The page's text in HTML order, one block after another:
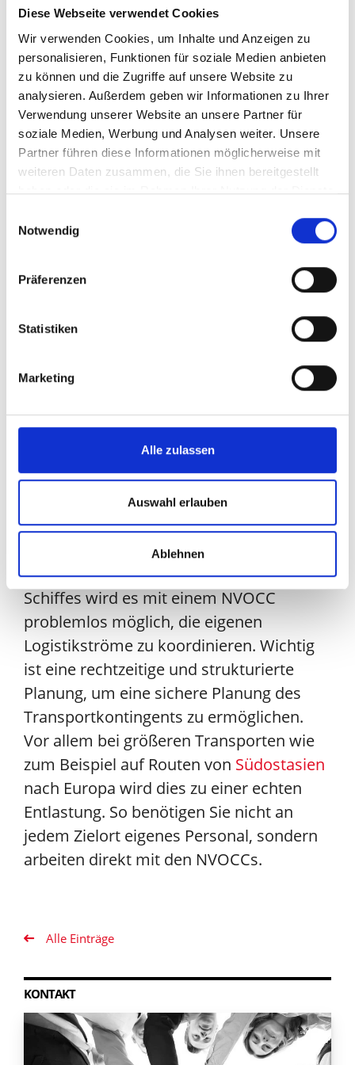
Diese Webseite verwendet Cookies
Wir verwenden Cookies, um Inhalte und Anzeigen zu
personalisieren, Funktionen für soziale Medien anbieten
zu können und die Zugriffe auf unsere Website zu
analysieren. Außerdem geben wir Informationen zu Ihrer
Verwendung unserer Website an unsere Partner für
soziale Medien, Werbung und Analysen weiter. Unsere
Partner führen diese Informationen möglicherweise mit
weiteren Daten zusammen, die Sie ihnen bereitgestellt
haben oder die sie im Rahmen Ihrer Nutzung der Dienste
Notwendig
Präferenzen
Statistiken
Marketing
Alle zulassen
Auswahl erlauben
Ablehnen
Lizenzierung im entsprechenden Land ist
erforderlich. Nachteile für den
Vertragspartner gibt es bei Verfügbarkeit
der versprochenen Lagerkapazitäten
nicht. Wichtig ist an dieser Stelle lediglich,
dass der Containertransport auch ohne
ein eigenes Schiff vor Ort möglich wird.
Wer mit einem NVOCC
zusammenarbeiten möchte, sollte die
eigene Seefracht bereits möglichst weit
im Vorhinein planen und koordinieren.
Dies ist dadurch bedingt, dass der Non-
Vessel Operating Common Carrier die
Kontingente bereits weit im Vorhinein
einkauft, um den nötigen Platz direkt im
größeren Raumvolumen wird somit ein
besserer Preis möglich.
Jetzt mehr über die
Planung Ihrer
Logistik erfahren!
Auch ohne den begleitenden Betrieb des
Schiffes wird es mit einem NVOCC
problemlos möglich, die eigenen
Logistikströme zu koordinieren. Wichtig
ist eine rechtzeitige und strukturierte
Planung, um eine sichere Planung des
Transportkontingents zu ermöglichen.
Vor allem bei größeren Transporten wie
zum Beispiel auf Routen von Südostasien
nach Europa wird dies zu einer echten
Entlastung. So benötigen Sie nicht an
jedem Zielort eigenes Personal, sondern
arbeiten direkt mit den NVOCCs.
Alle Einträge
KONTAKT